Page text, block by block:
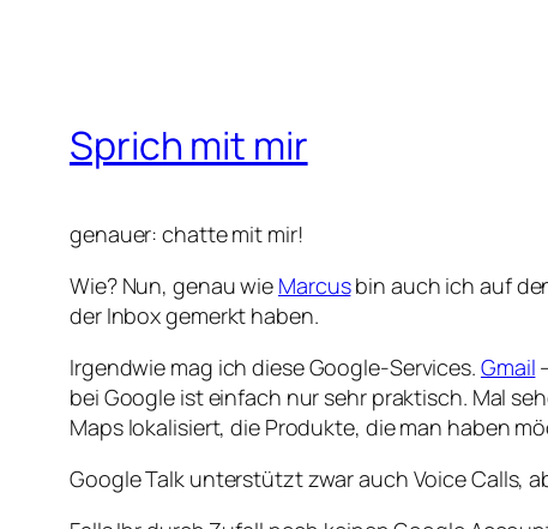
Sprich mit mir
genauer: chatte mit mir!
Wie? Nun, genau wie Marcusbin auch ich auf
der Inbox gemerkt haben.
Irgendwie mag ich diese Google-Services. Gmail
bei Google ist einfach nur sehr praktisch. Mal
Maps lokalisiert, die Produkte, die man haben
Google Talk unterstützt zwar auch Voice Calls,